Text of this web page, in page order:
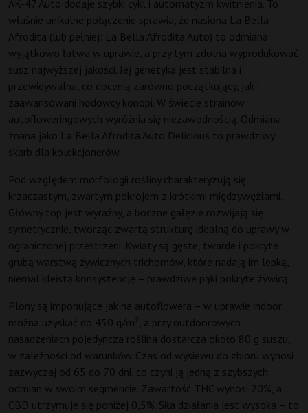
AK-47 Auto dodaje szybki cykl i automatyzm kwitnienia. To
właśnie unikalne połączenie sprawia, że nasiona La Bella
Afrodita (lub pełniej: La Bella Afrodita Auto) to odmiana
wyjątkowo łatwa w uprawie, a przy tym zdolna wyprodukować
susz najwyższej jakości. Jej genetyka jest stabilna i
przewidywalna, co docenią zarówno początkujący, jak i
zaawansowani hodowcy konopi. W świecie strainów
autofloweringowych wyróżnia się niezawodnością. Odmiana
znana jako La Bella Afrodita Auto Delicious to prawdziwy
skarb dla kolekcjonerów.
Pod względem morfologii rośliny charakteryzują się
krzaczastym, zwartym pokrojem z krótkimi międzywęźlami.
Główny top jest wyraźny, a boczne gałęzie rozwijają się
symetrycznie, tworząc zwartą strukturę idealną do uprawy w
ograniczonej przestrzeni. Kwiaty są gęste, twarde i pokryte
grubą warstwą żywicznych trichomów, które nadają im lepką,
niemal kleistą konsystencję – prawdziwe pąki pokryte żywicą.
Plony są imponujące jak na autoflowera – w uprawie indoor
można uzyskać do 450 g/m², a przy outdoorowych
nasadzeniach pojedyncza roślina dostarcza około 80 g suszu,
w zależności od warunków. Czas od wysiewu do zbioru wynosi
zazwyczaj od 65 do 70 dni, co czyni ją jedną z szybszych
odmian w swoim segmencie. Zawartość THC wynosi 20%, a
CBD utrzymuje się poniżej 0,5%. Siła działania jest wysoka – to